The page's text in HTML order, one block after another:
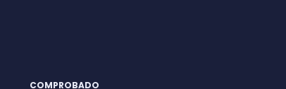
COMPROBADO